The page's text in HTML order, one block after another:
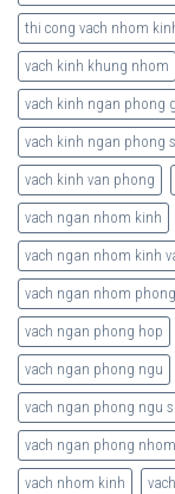
thi cong vach nhom
vach kinh khung nhom
vach kinh ngan phong
vach kinh ngan phong
vach kinh van phong
vach ngan nhom kinh
vach ngan nhom kinh
vach ngan nhom
vach ngan phong hop
vach ngan phong ngu
vach ngan phong ngu
vach ngan phong nhom
vach nhom kinh